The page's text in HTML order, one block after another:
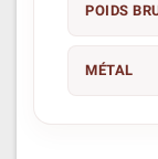
POIDS
MÉTAL